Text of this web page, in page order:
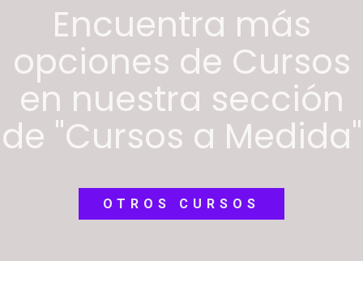
Encuentra más
opciones de Cursos
en nuestra sección
de "Cursos a Medida"
OTROS CURSOS